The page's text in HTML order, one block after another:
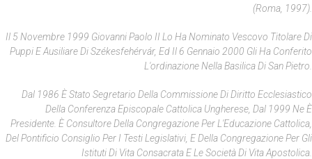
(Roma, 1997).
Il 5 Novembre 1999 Giovanni Paolo II Lo Ha Nominato Vescovo Titolare Di
Puppi E Ausiliare Di Székesfehérvár, Ed Il 6 Gennaio 2000 Gli Ha Conferito
L'ordinazione Nella Basilica Di San Pietro.
Dal 1986 È Stato Segretario Della Commissione Di Diritto Ecclesiastico
Della Conferenza Episcopale Cattolica Ungherese, Dal 1999 Ne È
Presidente. È Consultore Della Congregazione Per L'Educazione Cattolica,
Del Pontificio Consiglio Per I Testi Legislativi, E Della Congregazione Per Gli
Istituti Di Vita Consacrata E Le Società Di Vita Apostolica.